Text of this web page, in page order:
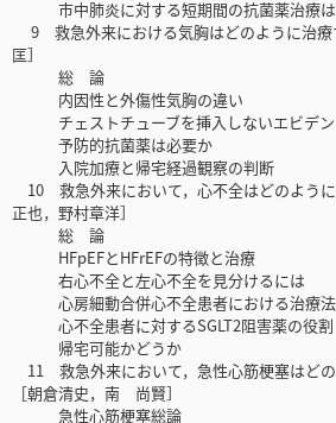
市中肺炎に対する短期間の抗菌薬治療は
9 救急外来における気胸はどのように治
匡］
総 論
内因性と外傷性気胸の違い
チェストチューブを挿入しないエビデン
予防的抗菌薬は必要か
入院加療と帰宅経過観察の判断
10 救急外来において，心不全はどのよう
正也，野村章洋］
総 論
HFpEFとHFrEFの特徴と治療
右心不全と左心不全を見分けるには
心房細動合併心不全患者における治療
心不全患者に対するSGLT2阻害薬の役割
帰宅可能かどうか
11 救急外来において，急性心筋梗塞はど
［朝倉清史，南 尚賢］
急性心筋梗塞総論